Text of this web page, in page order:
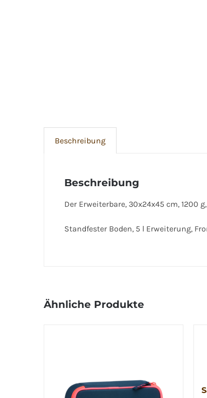
Beschreibung
Beschreibung
Der Erweiterbare, 30x24x45 cm, 1200
Standfester Boden, 5 l Erweiterung,
Ähnliche Produkte